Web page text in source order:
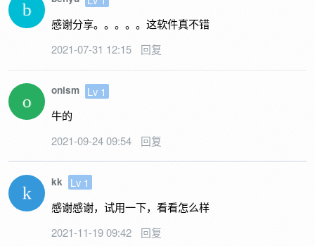
感谢分享。。。。。这软件真不错
2021-07-31 12:15
回复
onism
Lv 1
牛的
2021-09-24 09:54
回复
kk
Lv 1
感谢感谢，试用一下，看看怎么样
2021-11-19 09:42
回复